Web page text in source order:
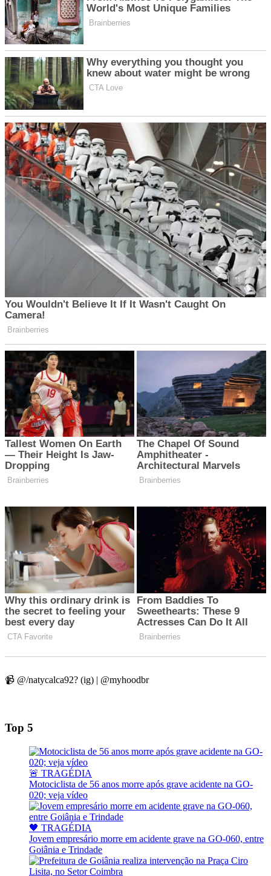
📹 @/natycalca92? (ig) | @myhoodbr
Top 5
🚨 TRAGÉDIA
Motociclista de 56 anos morre após grave acidente na GO-
020; veja vídeo
🖤 TRAGÉDIA
Jovem empresário morre em acidente grave na GO-060, entre
Goiânia e Trindade